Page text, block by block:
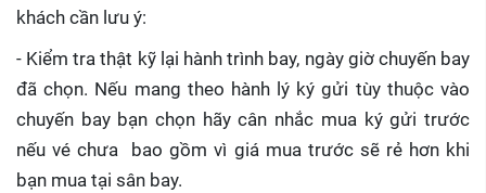
khách cần lưu ý:
- Kiểm tra thật kỹ lại hành trình bay, ngày giờ chuyến bay
đã chọn. Nếu mang theo hành lý ký gửi tùy thuộc vào
chuyến bay bạn chọn hãy cân nhắc mua ký gửi trước
nếu vé chưa bao gồm vì giá mua trước sẽ rẻ hơn khi
bạn mua tại sân bay.